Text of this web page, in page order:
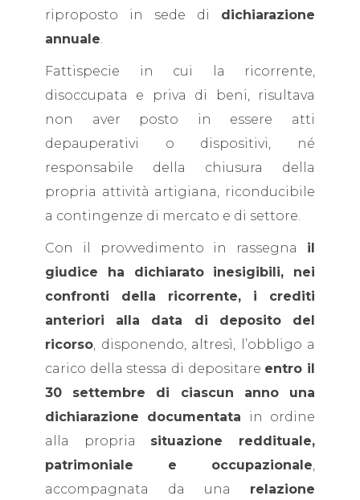
riproposto in sede di dichiarazione
annuale
Fattispecie in cui la ricorrente,
disoccupata e priva di beni, risultava
non aver posto in essere atti
depauperativi o dispositivi, né
responsabile della chiusura della
propria attività artigiana, riconducibile
a contingenze di mercato e di settore.
Con il provvedimento in rassegna il
giudice ha dichiarato inesigibili, nei
confronti della ricorrente, i crediti
anteriori alla data di deposito del
ricorso , disponendo, altresì, l’obbligo a
carico della stessa di depositare entro il
30 settembre di ciascun anno una
dichiarazione documentata in ordine
alla propria situazione reddituale,
patrimoniale e occupazionale
accompagnata da una relazione